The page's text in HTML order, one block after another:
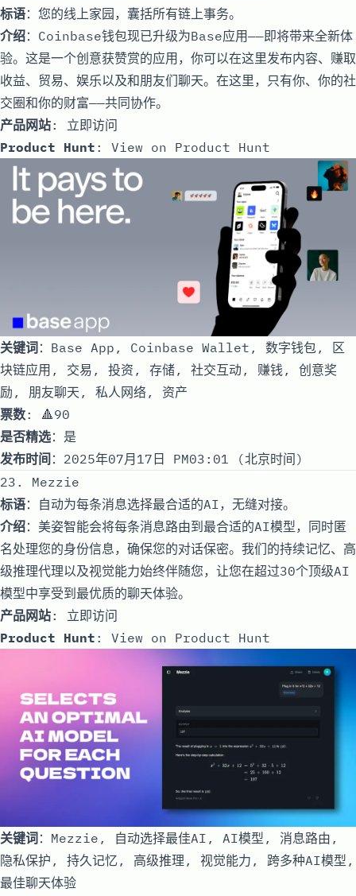
标语：您的线上家园，囊括所有链上事务。
介绍：Coinbase钱包现已升级为Base应用——即将带来全新体
验。这是一个创意获赞赏的应用，你可以在这里发布内容、赚取
收益、贸易、娱乐以及和朋友们聊天。在这里，只有你、你的社
交圈和你的财富——共同协作。
产品网站: 立即访问
Product Hunt : View on Product Hunt
关键词：Base App, Coinbase Wallet, 数字钱包, 区
块链应用, 交易, 投资, 存储, 社交互动, 赚钱, 创意奖
励, 朋友聊天, 私人网络, 资产
票数: 🔺90
是否精选：是
发布时间 ：2025年07月17日 PM03:01 (北京时间)
23. Mezzie
标语：自动为每条消息选择最合适的AI，无缝对接。
介绍：美姿智能会将每条消息路由到最合适的AI模型，同时匿
名处理您的身份信息，确保您的对话保密。我们的持续记忆、高
级推理代理以及视觉能力始终伴随您，让您在超过30个顶级AI
模型中享受到最优质的聊天体验。
产品网站: 立即访问
Product Hunt : View on Product Hunt
关键词：Mezzie, 自动选择最佳AI, AI模型, 消息路由,
隐私保护, 持久记忆, 高级推理, 视觉能力, 跨多种AI模型,
最佳聊天体验